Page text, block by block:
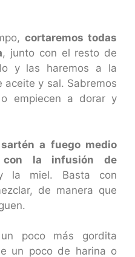
cortaremos todas
, junto con el resto de
y las haremos a la
aceite y sal. Sabremos
empiecen a dorar y
a fuego medio
con la infusión de
la miel. Basta con
de manera que
poco más gordita
un poco de harina o